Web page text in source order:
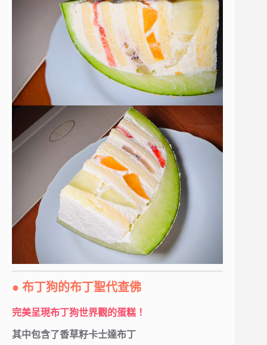
● 布丁狗的布丁聖代查佛
完美呈現布丁狗世界觀的蛋糕！
其中包含了香草籽卡士達布丁